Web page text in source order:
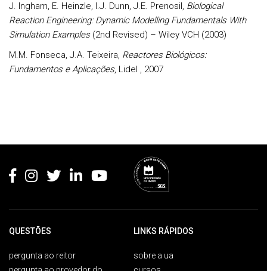
J. Ingham, E. Heinzle, I.J. Dunn, J.E. Prenosil, Biological
Reaction Engineering: Dynamic Modelling Fundamentals With
Simulation Examples(2nd Revised) – Wiley VCH (2003)
M.M. Fonseca, J.A. Teixeira, Reactores Biológicos:
Fundamentos e Aplicações, Lidel , 2007
QUESTÕES
pergunta ao reitor
LINKS RÁPIDOS
sobre a ua